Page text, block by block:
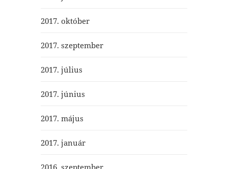
2017. október
2017. szeptember
2017. július
2017. június
2017. május
2017. január
2016. szeptember